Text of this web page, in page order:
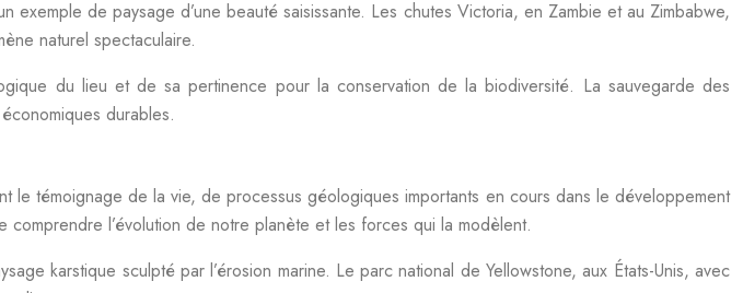
de paysage d’une beauté saisissante. Les chutes Victoria, en Zambie et au Zimbabwe,
naturel spectaculaire.
du lieu et de sa pertinence pour la conservation de la biodiversité. La sauvegarde des
durables.
témoignage de la vie, de processus géologiques importants en cours dans le développement
l’évolution de notre planète et les forces qui la modèlent.
karstique sculpté par l’érosion marine. Le parc national de Yellowstone, aux États-Unis, avec